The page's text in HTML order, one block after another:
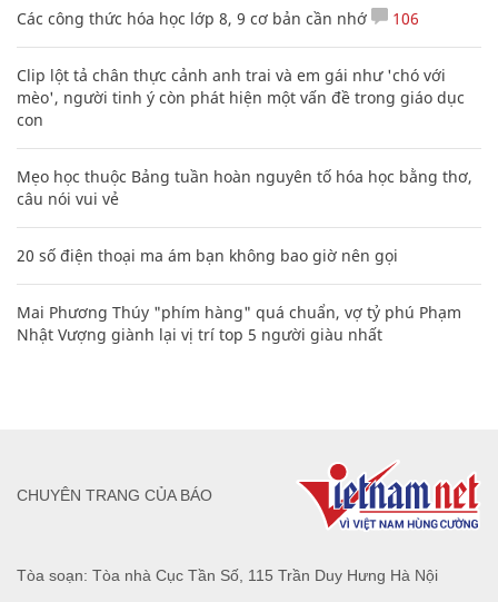
Các công thức hóa học lớp 8, 9 cơ bản cần nhớ 106
Clip lột tả chân thực cảnh anh trai và em gái như 'chó với
mèo', người tinh ý còn phát hiện một vấn đề trong giáo dục
con
Mẹo học thuộc Bảng tuần hoàn nguyên tố hóa học bằng thơ,
câu nói vui vẻ
20 số điện thoại ma ám bạn không bao giờ nên gọi
Mai Phương Thúy "phím hàng" quá chuẩn, vợ tỷ phú Phạm
Nhật Vượng giành lại vị trí top 5 người giàu nhất
Tòa soạn: Tòa nhà Cục Tần Số, 115 Trần Duy Hưng Hà Nội
CHUYÊN TRANG CỦA BÁO